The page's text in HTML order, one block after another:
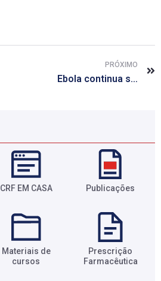
PRÓXIMO
Ebola continua se propagando e número de mortos chega a 3.879
CRF EM CASA Publicações
Materiais de
cursos​
Prescrição
Farmacêutica​